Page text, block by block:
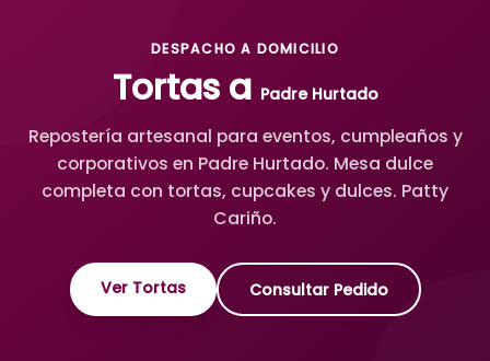
DESPACHO A DOMICILIO
Tortas a Padre Hurtado
Repostería artesanal para eventos, cumpleaños y
corporativos en Padre Hurtado. Mesa dulce
completa con tortas, cupcakes y dulces. Patty
Cariño.
Ver Tortas Consultar Pedido